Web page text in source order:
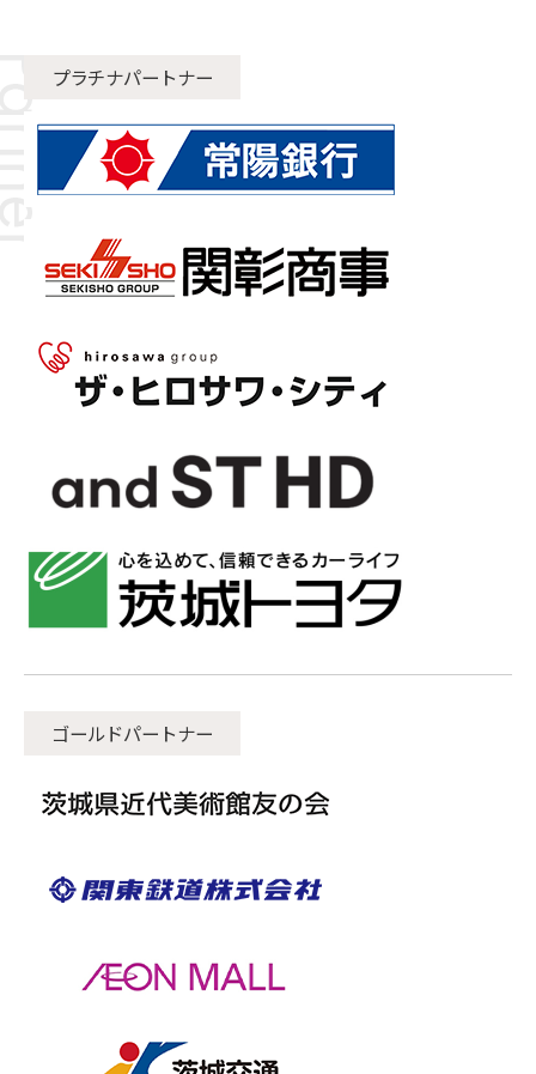
プラチナパートナー
ゴールドパートナー